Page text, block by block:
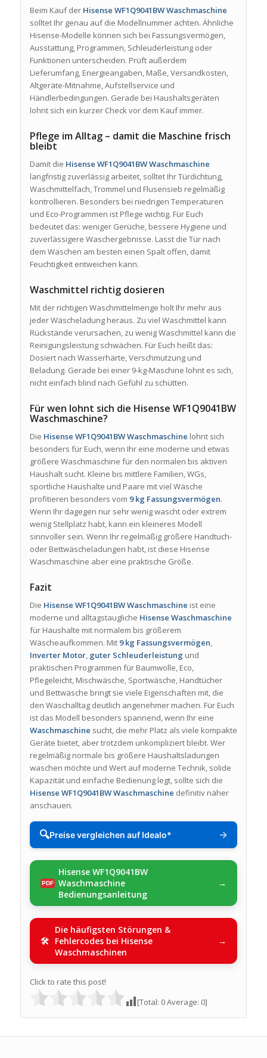
Beim Kauf der Hisense WF1Q9041BW Waschmaschine
solltet Ihr genau auf die Modellnummer achten. Ähnliche
Hisense-Modelle können sich bei Fassungsvermögen,
Ausstattung, Programmen, Schleuderleistung oder
Funktionen unterscheiden. Prüft außerdem
Lieferumfang, Energieangaben, Maße, Versandkosten,
Altgeräte-Mitnahme, Aufstellservice und
Händlerbedingungen. Gerade bei Haushaltsgeräten
lohnt sich ein kurzer Check vor dem Kauf immer.
Pflege im Alltag – damit die Maschine frisch
bleibt
Damit die Hisense WF1Q9041BW Waschmaschine
langfristig zuverlässig arbeitet, solltet Ihr Türdichtung,
Waschmittelfach, Trommel und Flusensieb regelmäßig
kontrollieren. Besonders bei niedrigen Temperaturen
und Eco-Programmen ist Pflege wichtig. Für Euch
bedeutet das: weniger Gerüche, bessere Hygiene und
zuverlässigere Waschergebnisse. Lasst die Tür nach
dem Waschen am besten einen Spalt offen, damit
Feuchtigkeit entweichen kann.
Waschmittel richtig dosieren
Mit der richtigen Waschmittelmenge holt Ihr mehr aus
jeder Wäscheladung heraus. Zu viel Waschmittel kann
Rückstände verursachen, zu wenig Waschmittel kann die
Reinigungsleistung schwächen. Für Euch heißt das:
Dosiert nach Wasserhärte, Verschmutzung und
Beladung. Gerade bei einer 9-kg-Maschine lohnt es sich,
nicht einfach blind nach Gefühl zu schütten.
Für wen lohnt sich die Hisense WF1Q9041BW
Waschmaschine?
Die Hisense WF1Q9041BW Waschmaschine lohnt sich
besonders für Euch, wenn Ihr eine moderne und etwas
größere Waschmaschine für den normalen bis aktiven
Haushalt sucht. Kleine bis mittlere Familien, WGs,
sportliche Haushalte und Paare mit viel Wäsche
profitieren besonders vom 9 kg Fassungsvermögen.
Wenn Ihr dagegen nur sehr wenig wascht oder extrem
wenig Stellplatz habt, kann ein kleineres Modell
sinnvoller sein. Wenn Ihr regelmäßig größere Handtuch-
oder Bettwäscheladungen habt, ist diese Hisense
Waschmaschine aber eine praktische Größe.
Fazit
Die Hisense WF1Q9041BW Waschmaschine ist eine
moderne und alltagstaugliche Hisense Waschmaschine
für Haushalte mit normalem bis größerem
Wäscheaufkommen. Mit 9 kg Fassungsvermögen,
Inverter Motor, guter Schleuderleistung und
praktischen Programmen für Baumwolle, Eco,
Pflegeleicht, Mischwäsche, Sportwäsche, Handtücher
und Bettwäsche bringt sie viele Eigenschaften mit, die
den Waschalltag deutlich angenehmer machen. Für Euch
ist das Modell besonders spannend, wenn Ihr eine
Waschmaschine sucht, die mehr Platz als viele kompakte
Geräte bietet, aber trotzdem unkompliziert bleibt. Wer
regelmäßig normale bis größere Haushaltsladungen
waschen möchte und Wert auf moderne Technik, solide
Kapazität und einfache Bedienung legt, sollte sich die
Hisense WF1Q9041BW Waschmaschine definitiv näher
anschauen.
🔍Preise vergleichen auf Idealo* →
Hisense WF1Q9041BW
Waschmaschine
Bedienungsanleitung
Die häufigsten Störungen &
Fehlercodes bei Hisense
Waschmaschinen
Click to rate this post!
[Total: 0Average: 0]